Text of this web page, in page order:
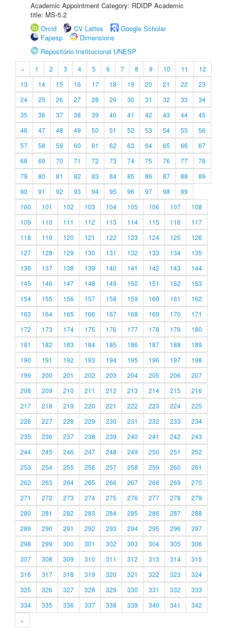
Academic Appointment Category: RDIDP Academic
title: MS-5.2
Orcid
CV Lattes
Google Scholar
Fapesp
Dimensions
Repositório Institucional UNESP
« 1 2 3 4 5 6 7 8 9 10 11
12
13
14 15 16 17 18 19 20 21 22
23
24
25 26 27 28 29 30 31 32 33
34
35
36 37 38 39 40 41 42 43 44
45
46
47 48 49 50 51 52 53 54 55
56
57
58 59 60 61 62 63 64 65 66
67
68
69 70 71 72 73 74 75 76 77
78
79
80 81 82 83 84 85 86 87 88
89
90
91 92 93 94 95 96 97 98
99
100
101 102 103 104 105 106 107
108
109
110 111 112 113 114 115 116
117
118
119 120 121 122 123 124 125
126
127
128 129 130 131 132 133 134
135
136
137 138 139 140 141 142 143
144
145
146 147 148 149 150 151 152
153
154
155 156 157 158 159 160 161
162
163
164 165 166 167 168 169 170
171
172
173 174 175 176 177 178 179
180
181
182 183 184 185 186 187 188
189
190
191 192 193 194 195 196 197
198
199
200 201 202 203 204 205 206
207
208
209 210 211 212 213 214 215
216
217
218 219 220 221 222 223 224
225
226
227 228 229 230 231 232 233
234
235
236 237 238 239 240 241 242
243
244
245 246 247 248 249 250 251
252
253
254 255 256 257 258 259 260
261
262
263 264 265 266 267 268 269
270
271
272 273 274 275 276 277 278
279
280
281 282 283 284 285 286 287
288
289
290 291 292 293 294 295 296
297
298
299 300 301 302 303 304 305
306
307
308 309 310 311 312 313 314
315
316
317 318 319 320 321 322 323
324
325
326 327 328 329 330 331 332
333
334
335 336 337 338 339 340 341
342
»